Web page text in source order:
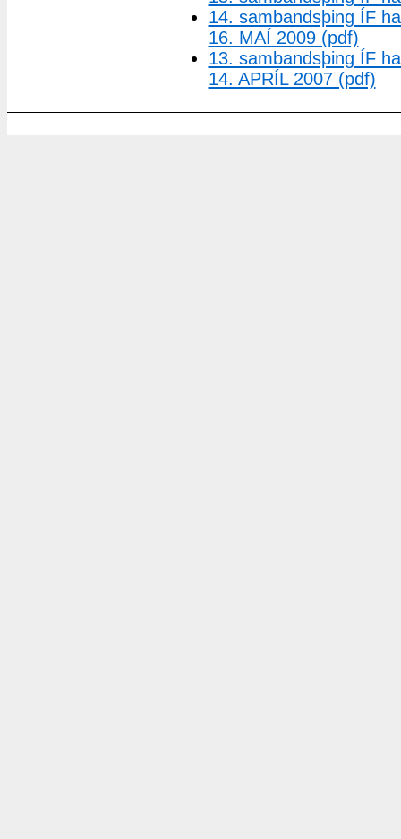
14. sambandsþing ÍF
16. MAÍ 2009 (pdf)
13. sambandsþing ÍF
14. APRÍL 2007 (pdf)